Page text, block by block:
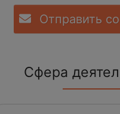
Отправить
Сфера